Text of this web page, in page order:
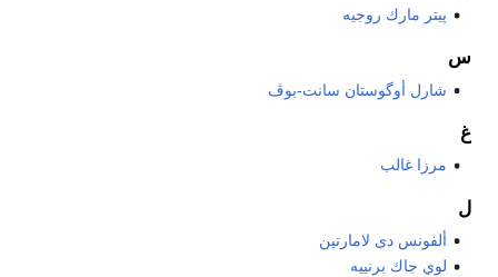
پيتر مارك روجيه
س
شارل أوگوستان سانت-بوڤ
غ
مرزا غالب
ل
ألفونس دى لامارتين
لوي جاك برنييه